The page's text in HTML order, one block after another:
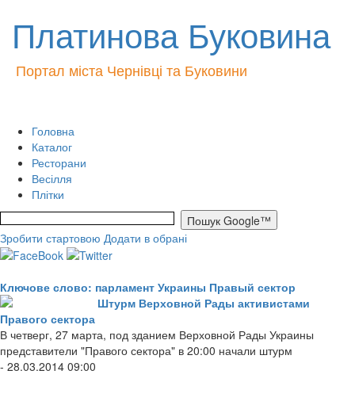
Платинова Буковина
Портал міста Чернівці та Буковини
Головна
Каталог
Ресторани
Весілля
Плітки
Зробити стартовою Додати в обрані
Ключове слово: парламент Украины Правый сектор
Штурм Верховной Рады активистами
Правого сектора
В четверг, 27 марта, под зданием Верховной Рады Украины
представители "Правого сектора" в 20:00 начали штурм
- 28.03.2014 09:00